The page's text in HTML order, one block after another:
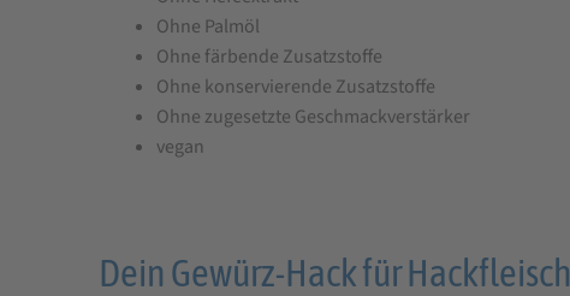
Ohne Palmöl
Ohne färbende Zusatzstoffe
Ohne konservierende Zusatzstoffe
Ohne zugesetzte Geschmackverstärker
vegan
Dein Gewürz-Hack für Hackfleisch